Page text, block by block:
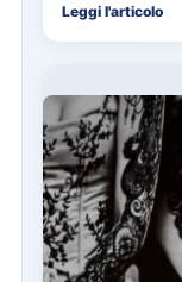
Leggi l'articolo